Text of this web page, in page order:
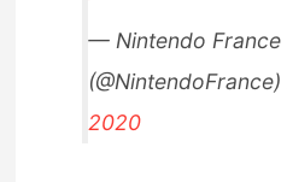
— Nintendo France
(@NintendoFrance)
2020